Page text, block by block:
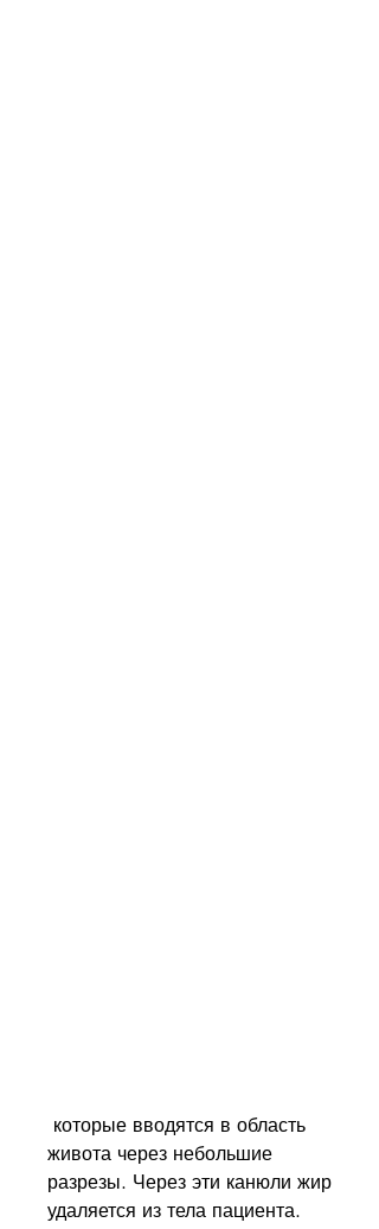
живота через небольшие
разрезы. Через эти канюли жир
удаляется из тела пациента.